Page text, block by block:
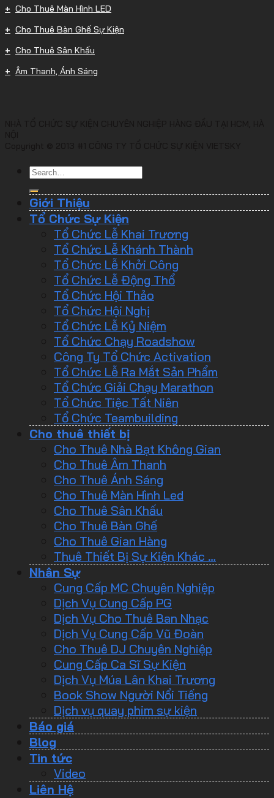
Cho Thuê Màn Hình LED
Cho Thuê Bàn Ghế Sự Kiện
Cho Thuê Sân Khấu
Âm Thanh, Ánh Sáng
Giới Thiệu
Tổ Chức Sự Kiện
Tổ Chức Lễ Khai Trương
Tổ Chức Lễ Khánh Thành
Tổ Chức Lễ Khởi Công
Tổ Chức Lễ Động Thổ
Tổ Chức Hội Thảo
Tổ Chức Hội Nghị
Tổ Chức Lễ Kỷ Niệm
Tổ Chức Chạy Roadshow
Công Ty Tổ Chức Activation
Tổ Chức Lễ Ra Mắt Sản Phẩm
Tổ Chức Giải Chạy Marathon
Tổ Chức Tiệc Tất Niên
Tổ Chức Teambuilding
Cho thuê thiết bị
Cho Thuê Nhà Bạt Không Gian
Cho Thuê Âm Thanh
Cho Thuê Ánh Sáng
Cho Thuê Màn Hình Led
Cho Thuê Sân Khấu
Cho Thuê Bàn Ghế
Cho Thuê Gian Hàng
Thuê Thiết Bị Sự Kiện Khác …
Nhân Sự
Cung Cấp MC Chuyên Nghiệp
Dịch Vụ Cung Cấp PG
Dịch Vụ Cho Thuê Ban Nhạc
Dịch Vụ Cung Cấp Vũ Đoàn
Cho Thuê DJ Chuyên Nghiệp
Cung Cấp Ca Sĩ Sự Kiện
Dịch Vụ Múa Lân Khai Trương
Book Show Người Nổi Tiếng
Dịch vụ quay phim sự kiện
Báo giá
Blog
Tin tức
Video
Liên Hệ